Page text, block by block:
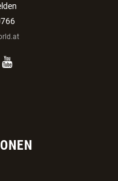
youtube